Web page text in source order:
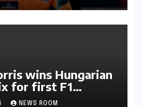
wins Hungarian
for first F1
2026​​
NEWS ROOM